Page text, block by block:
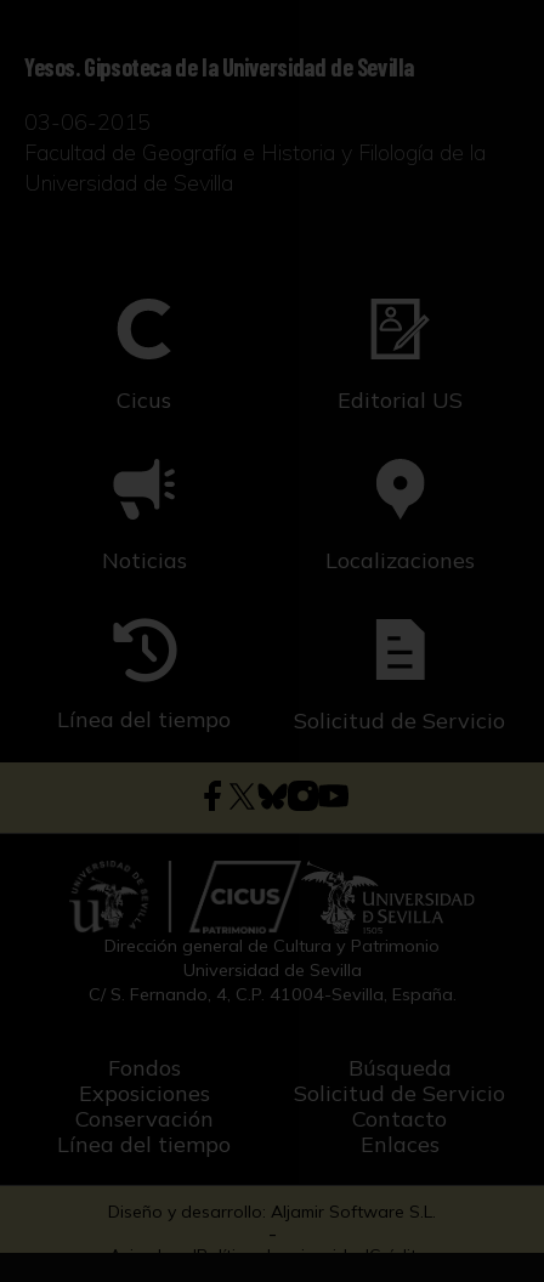
Yesos. Gipsoteca de la Universidad de Sevilla
03-06-2015
Facultad de Geografía e Historia y Filología de la
Universidad de Sevilla
Cicus Editorial US
Noticias Localizaciones
Línea del tiempo Solicitud de Servicio
Dirección general de Cultura y Patrimonio
Universidad de Sevilla
C/ S. Fernando, 4, C.P. 41004-Sevilla, España.
Fondos
Exposiciones
Conservación
Línea del tiempo
Búsqueda
Solicitud de Servicio
Contacto
Enlaces
Diseño y desarrollo: Aljamir Software S.L.
-
Aviso legalPolítica de privacidadCréditos